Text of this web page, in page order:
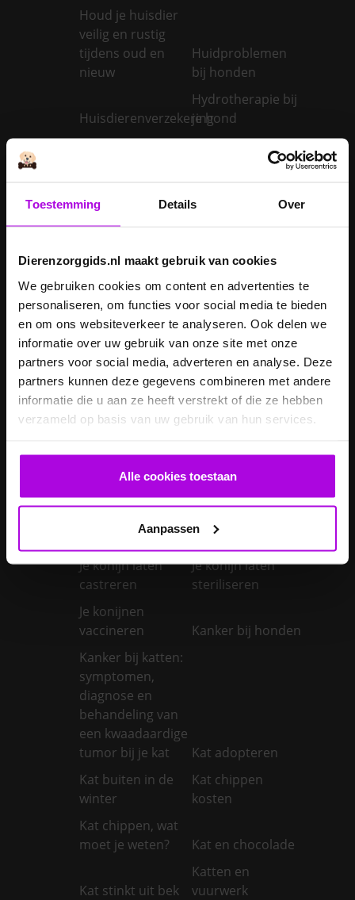
Toestemming Details Over
Dierenzorggids.nl maakt gebruik van cookies
We gebruiken cookies om content en advertenties te
personaliseren, om functies voor social media te bieden
en om ons websiteverkeer te analyseren. Ook delen we
informatie over uw gebruik van onze site met onze
partners voor social media, adverteren en analyse. Deze
partners kunnen deze gegevens combineren met andere
informatie die u aan ze heeft verstrekt of die ze hebben
verzameld op basis van uw gebruik van hun services.
Alle cookies toestaan
Aanpassen
Houd je huisdier
veilig en rustig
tijdens oud en
nieuw
Huidproblemen
bij honden
Huisdierenverzekering
Hydrotherapie bij
je hond
behandeling van
een te snel
schildklier
Hypothyreoïdie
oorzaken en
schildklier
Inentingen hond
Is een kerstboom
giftig voor
honden?
Je cavia verzorgen
Je hond heeft
diarree
Je hond wordt
geopereerd – wat
verwachten?
pension brengen
Je kat wordt
geopereerd – wat
verwachten?
castreren
Je konijn laten
castreren
Je konijn laten
steriliseren
Je konijnen
vaccineren
Kanker bij honden
Kanker bij katten:
symptomen,
diagnose en
behandeling van
een kwaadaardige
tumor bij je kat
Kat adopteren
Kat buiten in de
winter
Kat chippen
kosten
Kat chippen, wat
moet je weten?
Kat en chocolade
Kat stinkt uit bek
Katten en
vuurwerk